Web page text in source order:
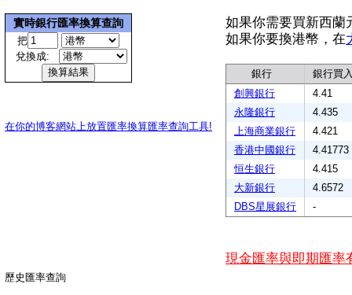
實時銀行匯率換算查詢
把
兌換成:
在你的博客網站上放置匯率換算匯率查詢工具!
歷史匯率查詢
如果你需要買新西蘭
如果你要換港幣，在
銀行
銀行買
創興銀行
4.41
永隆銀行
4.435
上海商業銀行
4.421
香港中國銀行
4.41773
恒生銀行
4.415
大新銀行
4.6572
DBS星展銀行
-
現金匯率與即期匯率